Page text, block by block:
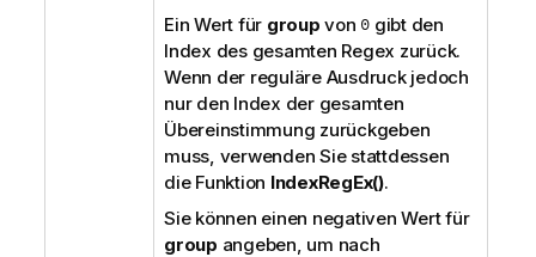
Ein Wert für group von 0 gibt den
Index des gesamten Regex zurück.
Wenn der reguläre Ausdruck jedoch
nur den Index der gesamten
Übereinstimmung zurückgeben
muss, verwenden Sie stattdessen
die Funktion IndexRegEx().
Sie können einen negativen Wert für
group angeben, um nach